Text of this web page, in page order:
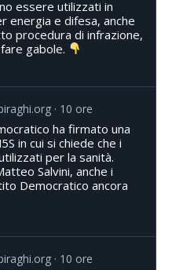
essere utilizzati in
energia e difesa, anche
procedura di infrazione,
gabole.
10 ore
ha firmato una
in cui si chiede che i
per la sanità.
Salvini, anche i
Democratico ancora
10 ore